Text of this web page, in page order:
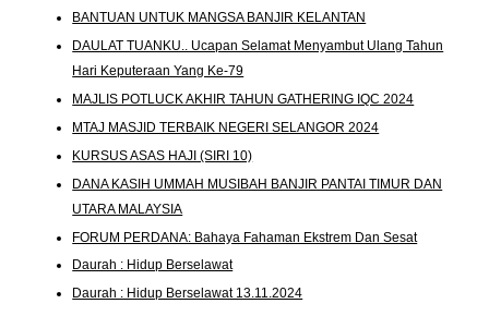
BANTUAN UNTUK MANGSA BANJIR KELANTAN
DAULAT TUANKU.. Ucapan Selamat Menyambut Ulang Tahun
Hari Keputeraan Yang Ke-79
MAJLIS POTLUCK AKHIR TAHUN GATHERING IQC 2024
MTAJ MASJID TERBAIK NEGERI SELANGOR 2024
KURSUS ASAS HAJI (SIRI 10)
DANA KASIH UMMAH MUSIBAH BANJIR PANTAI TIMUR DAN
UTARA MALAYSIA
FORUM PERDANA: Bahaya Fahaman Ekstrem Dan Sesat
Daurah : Hidup Berselawat
Daurah : Hidup Berselawat 13.11.2024